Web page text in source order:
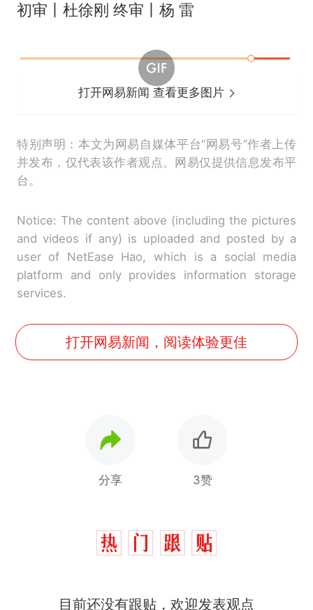
初审丨杜徐刚 终审丨杨 雷
打开网易新闻 查看更多图片
特别声明：本文为网易自媒体平台“网易号”作者上传
并发布，仅代表该作者观点。网易仅提供信息发布平
台。
Notice: The content above (including the pictures
and videos if any) is uploaded and posted by a
user of NetEase Hao, which is a social media
platform and only provides information storage
services.
打开网易新闻，阅读体验更佳
分享 3赞
目前还没有跟贴，欢迎发表观点